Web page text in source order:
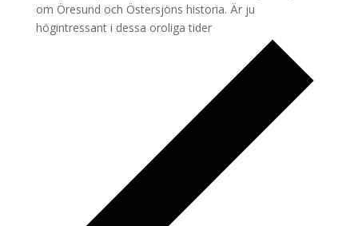
om Öresund och Östersjöns historia. Är ju
högintressant i dessa oroliga tider